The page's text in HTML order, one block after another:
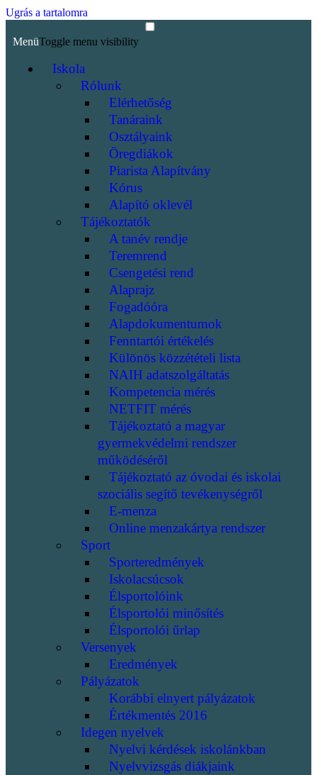
Ugrás a tartalomra
MenüToggle menu visibility
Iskola
Rólunk
Elérhetőség
Tanáraink
Osztályaink
Öregdiákok
Piarista Alapítvány
Kórus
Alapító oklevél
Tájékoztatók
A tanév rendje
Teremrend
Csengetési rend
Alaprajz
Fogadóóra
Alapdokumentumok
Fenntartói értékelés
Különös közzétételi lista
NAIH adatszolgáltatás
Kompetencia mérés
NETFIT mérés
Tájékoztató a magyar
gyermekvédelmi rendszer
működéséről
Tájékoztató az óvodai és iskolai
szociális segítő tevékenységről
E-menza
Online menzakártya rendszer
Sport
Sporteredmények
Iskolacsúcsok
Élsportolóink
Élsportolói minősítés
Élsportolói űrlap
Versenyek
Eredmények
Pályázatok
Korábbi elnyert pályázatok
Értékmentés 2016
Idegen nyelvek
Nyelvi kérdések iskolánkban
Nyelvvizsgás diákjaink